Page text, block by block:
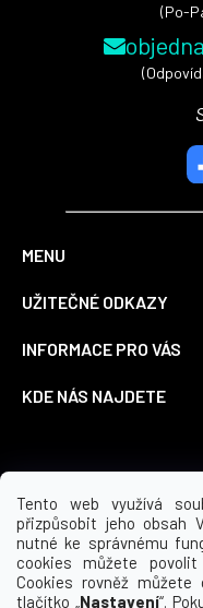
Tento web využívá
přizpůsobit jeho obsah
nutné ke správnému
cookies můžete
Cookies rovněž
tlačítko „Nastavení“.
(Po-
MENU
UŽITEČNÉ ODKAZY
INFORMACE PRO VÁS
KDE NÁS NAJDETE